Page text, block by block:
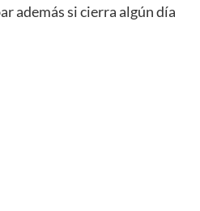
además si cierra algún día